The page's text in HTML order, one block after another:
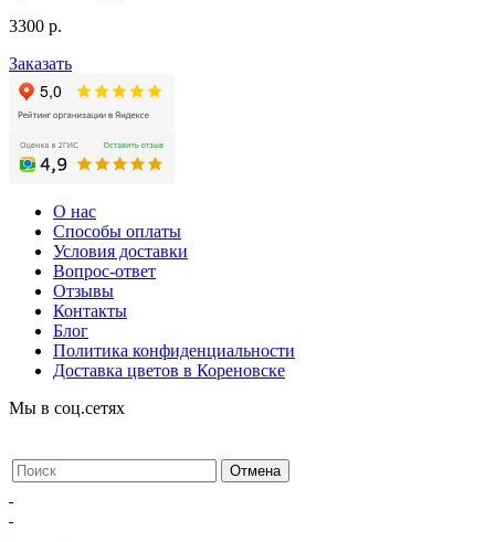
3300 р.
Заказать
О нас
Способы оплаты
Условия доставки
Вопрос-ответ
Отзывы
Контакты
Блог
Политика конфиденциальности
Доставка цветов в Кореновске
Мы в соц.сетях